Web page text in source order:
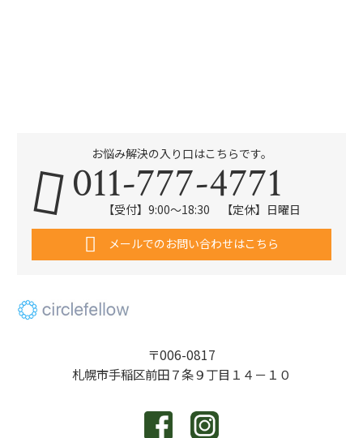
〒006-0817
札幌市手稲区前田７条９丁目１４－１０
お悩み解決の入り口はこちらです。
011-777-4771
【受付】9:00～18:30 【定休】日曜日
メールでのお問い合わせはこちら